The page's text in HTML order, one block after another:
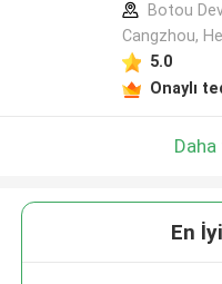
Botou
Cangzhou,
5.0
Onaylı
En